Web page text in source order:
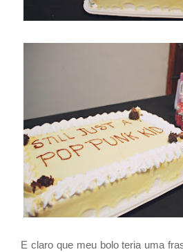
E claro que meu bolo teria uma